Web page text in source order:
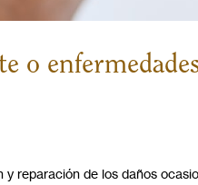
o
reparación de los daños